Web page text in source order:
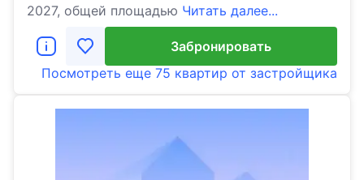
2027, общей площадью Читать далее...
Забронировать
Посмотреть еще 75 квартир от застройщика